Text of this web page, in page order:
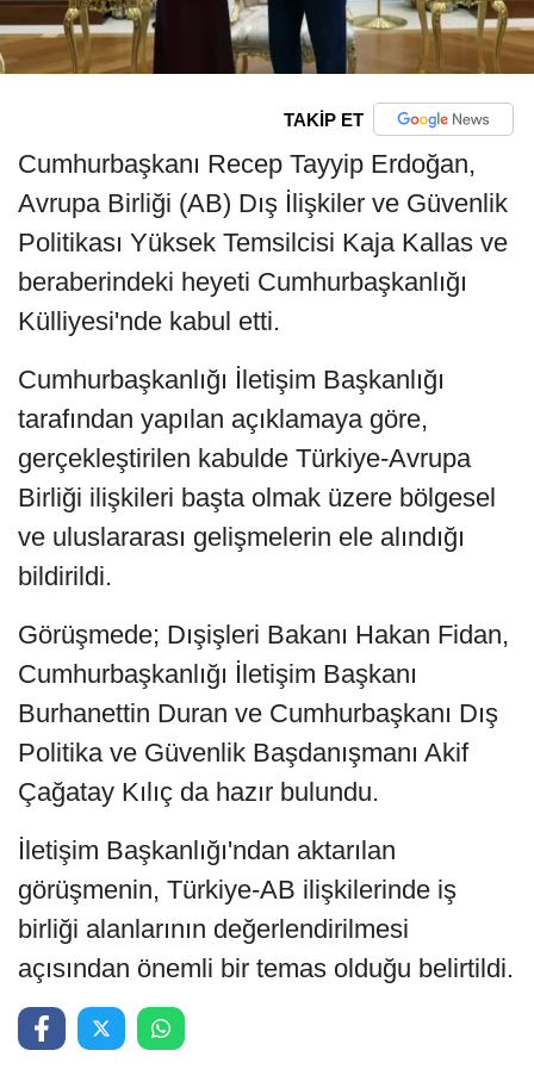
TAKİP ET
Cumhurbaşkanı Recep Tayyip Erdoğan,
Avrupa Birliği (AB) Dış İlişkiler ve Güvenlik
Politikası Yüksek Temsilcisi Kaja Kallas ve
beraberindeki heyeti Cumhurbaşkanlığı
Külliyesi'nde kabul etti.
Cumhurbaşkanlığı İletişim Başkanlığı
tarafından yapılan açıklamaya göre,
gerçekleştirilen kabulde Türkiye-Avrupa
Birliği ilişkileri başta olmak üzere bölgesel
ve uluslararası gelişmelerin ele alındığı
bildirildi.
Görüşmede; Dışişleri Bakanı Hakan Fidan,
Cumhurbaşkanlığı İletişim Başkanı
Burhanettin Duran ve Cumhurbaşkanı Dış
Politika ve Güvenlik Başdanışmanı Akif
Çağatay Kılıç da hazır bulundu.
İletişim Başkanlığı'ndan aktarılan
görüşmenin, Türkiye-AB ilişkilerinde iş
birliği alanlarının değerlendirilmesi
açısından önemli bir temas olduğu belirtildi.